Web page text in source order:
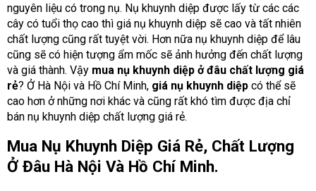
nguyên liệu có trong nụ. Nụ khuynh diệp được lấy từ các các
cây có tuổi thọ cao thì giá nụ khuynh diệp sẽ cao và tất nhiên
chất lượng cũng rất tuyệt vời. Hơn nữa nụ khuynh diệp để lâu
cũng sẽ có hiện tượng ẩm mốc sẽ ảnh hưởng đến chất lượng
và giá thành. Vậy mua nụ khuynh diệp ở đâu chất lượng giá
rẻ? Ở Hà Nội và Hồ Chí Minh, giá nụ khuynh diệp có thể sẽ
cao hơn ở những nơi khác và cũng rất khó tìm được địa chỉ
bán nụ khuynh diệp chất lượng giá rẻ.
Mua Nụ Khuynh Diệp Giá Rẻ, Chất Lượng
Ở Đâu Hà Nội Và Hồ Chí Minh.